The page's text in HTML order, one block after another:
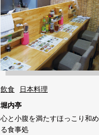
飲食
日本料理
堀内亭
心と小腹を満たすほっこり和め
る食事処